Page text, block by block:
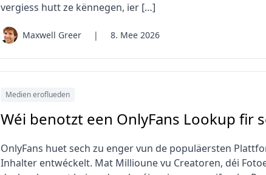
vergiess hutt ze kënnegen, ier […]
Maxwell Greer | 8. Mee 2026
Medien eroflueden
Wéi benotzt een OnlyFans Lookup fir
OnlyFans huet sech zu enger vun de populäersten
Inhalter entwéckelt. Mat Millioune vu Creatoren, déi